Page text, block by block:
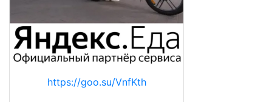
https://goo.su/VnfKth